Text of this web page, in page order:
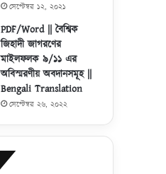
সেপ্টেম্বর ১২, ২০২১
PDF/Word || বৈশ্বিক
জিহাদী জাগরণের
মাইলফলক ৯/১১ এর
অবিস্মরণীয় অবদানসমূহ ||
Bengali Translation
সেপ্টেম্বর ২৬, ২০২২